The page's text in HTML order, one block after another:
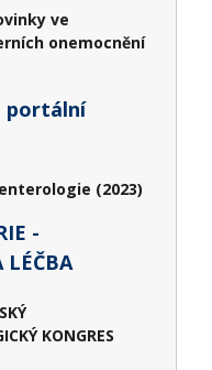
ve
onemocnění
portální
(2023)
-
LÉČBA
KONGRES